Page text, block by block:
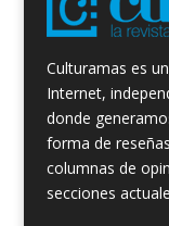
Culturamas es
Internet,
donde
forma de
columnas de
secciones